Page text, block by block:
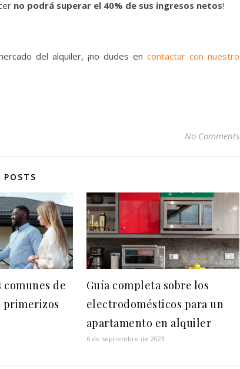
no podrá superar el 40% de sus ingresos netos!
del alquiler, ¡no dudes encontactar con nuestro
No Comments
POSTS
comunes de
Guía completa sobre los
electrodomésticos para un
apartamento en alquiler
6 de septiembre de 2023